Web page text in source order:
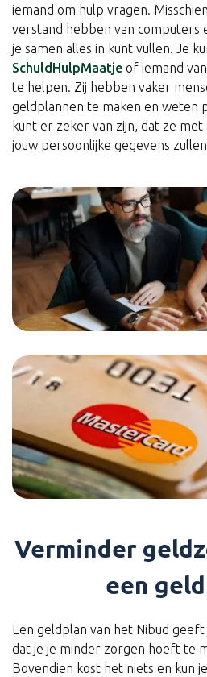
iemand om hulp vragen.
verstand hebben van computers
je samen alles in kunt vullen. Je
SchuldHulpMaatje of iemand van
te helpen. Zij hebben vaker
geldplannen te maken en weten
kunt er zeker van zijn, dat ze
jouw persoonlijke gegevens
Verminder
een
Een geldplan van het Nibud
dat je je minder zorgen hoeft te
Bovendien kost het niets en kun